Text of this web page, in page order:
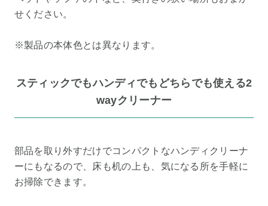
せください。
※製品の本体色とは異なります。
スティックでもハンディでもどちらでも使える2
wayクリーナー
部品を取り外すだけでコンパクトなハンディクリーナ
ーにもなるので、床も机の上も、気になる所を手軽に
お掃除できます。